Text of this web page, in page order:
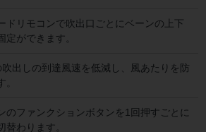
ドリモコンで吹出口ごとにベーンの上下
定ができます。
吹出しの到達風速を低減し、風あたりを防
。
のファンクションボタンを1回押すごとに
替わります。